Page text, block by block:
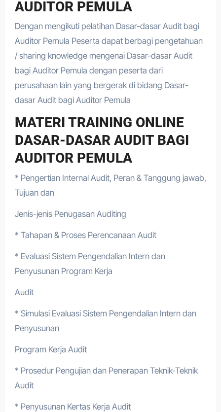
AUDITOR PEMULA
Dengan mengikuti pelatihan Dasar-dasar Audit bagi
Auditor Pemula Peserta dapat berbagi pengetahuan
/ sharing knowledge mengenai Dasar-dasar Audit
bagi Auditor Pemula dengan peserta dari
perusahaan lain yang bergerak di bidang Dasar-
dasar Audit bagi Auditor Pemula
MATERI TRAINING ONLINE
DASAR-DASAR AUDIT BAGI
AUDITOR PEMULA
* Pengertian Internal Audit, Peran & Tanggung jawab,
Tujuan dan
Jenis-jenis Penugasan Auditing
* Tahapan & Proses Perencanaan Audit
* Evaluasi Sistem Pengendalian Intern dan
Penyusunan Program Kerja
Audit
* Simulasi Evaluasi Sistem Pengendalian Intern dan
Penyusunan
Program Kerja Audit
* Prosedur Pengujian dan Penerapan Teknik-Teknik
Audit
* Penyusunan Kertas Kerja Audit